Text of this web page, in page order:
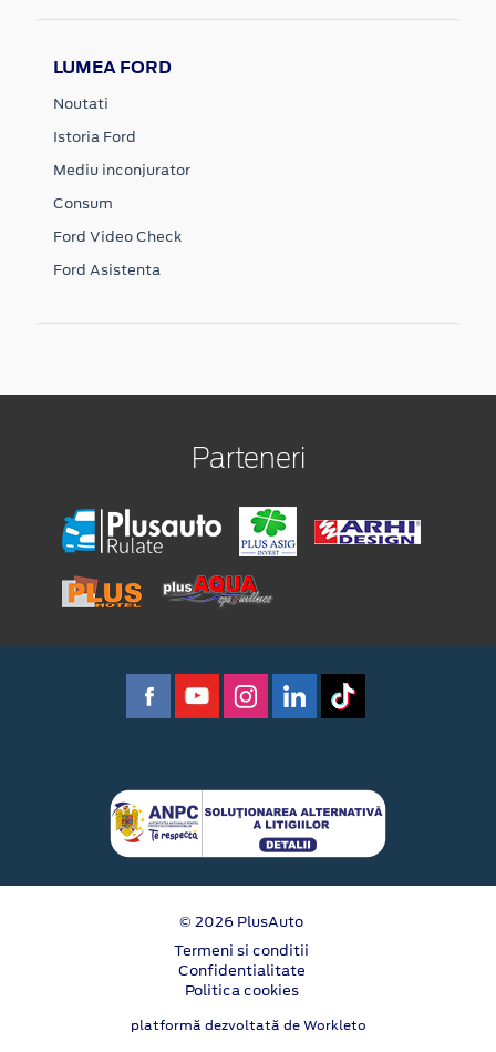
LUMEA FORD
Noutati
Istoria Ford
Mediu inconjurator
Consum
Ford Video Check
Ford Asistenta
Parteneri
© 2026 PlusAuto
Termeni si conditii
Confidentialitate
Politica cookies
platformă dezvoltată de Workleto